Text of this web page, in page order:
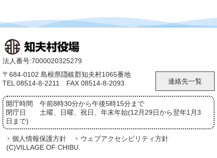
法人番号:7000020325279
〒684-0102 島根県隠岐郡知夫村1065番地
TEL 08514-8-2211 FAX 08514-8-2093
連絡先一覧
開庁時間
午前8時30分から午後5時15分まで
閉庁日
土曜、日曜、祝日、年末年始(12月29日から翌年1月3
日まで)
個人情報保護方針
ウェブアクセシビリティ方針
(C)VILLAGE OF CHIBU.